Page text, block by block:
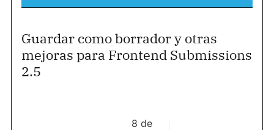
Guardar como borrador y otras
mejoras para Frontend Submissions
2.5
8 de